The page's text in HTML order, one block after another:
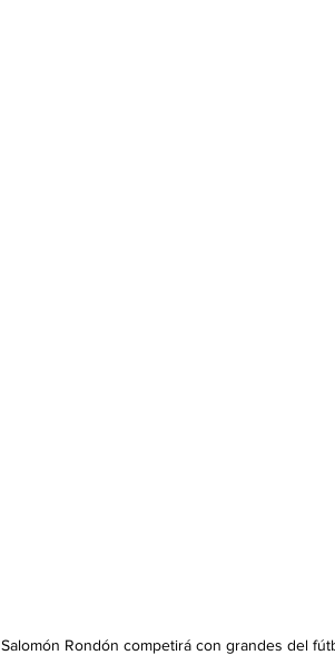
Salomón Rondón competirá con grandes del